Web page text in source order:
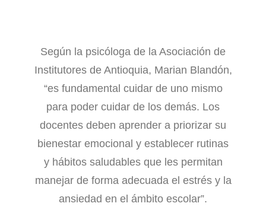
Según la psicóloga de la Asociación de
Institutores de Antioquia, Marian Blandón,
“es fundamental cuidar de uno mismo
para poder cuidar de los demás. Los
docentes deben aprender a priorizar su
bienestar emocional y establecer rutinas
y hábitos saludables que les permitan
manejar de forma adecuada el estrés y la
ansiedad en el ámbito escolar”.